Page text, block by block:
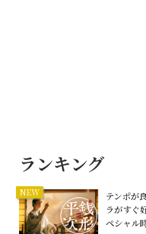
ランキング
NEW
テンポが
ラがすぐ
ペシャル